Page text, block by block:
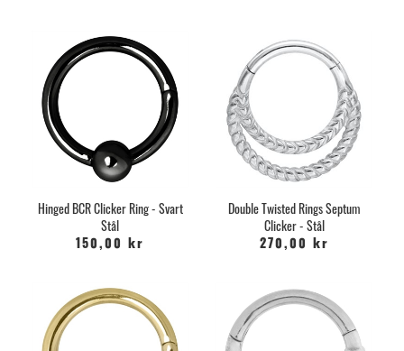
Hinged BCR Clicker Ring - Svart
Stål
150,00 kr
Double Twisted Rings Septum
Clicker - Stål
270,00 kr